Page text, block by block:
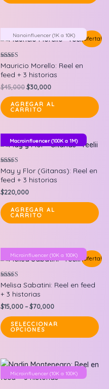
¡Oferta!
Nanoinfluencer (1K a 10K)
Valorado en
5.00
de 5
Mauricio Morello: Reel en
feed + 3 historias
$45,000Original
was:
$45,000.
$30,000Current
is:
AGREGAR AL
CARRITO
Macroinfluencer (100K a 1M)
Valorado en
5.00
de 5
May y Flor (Gitanas): Reel en
feed + 3 historias
$220,000
AGREGAR AL
CARRITO
¡Oferta!
Microinfluencer (10K a 100K)
Valorado en
5.00
de 5
Melisa Sabatini: Reel en feed
+ 3 historias
$15,000–$70,000
SELECCIONAR
OPCIONES
Microinfluencer (10K a 100K)